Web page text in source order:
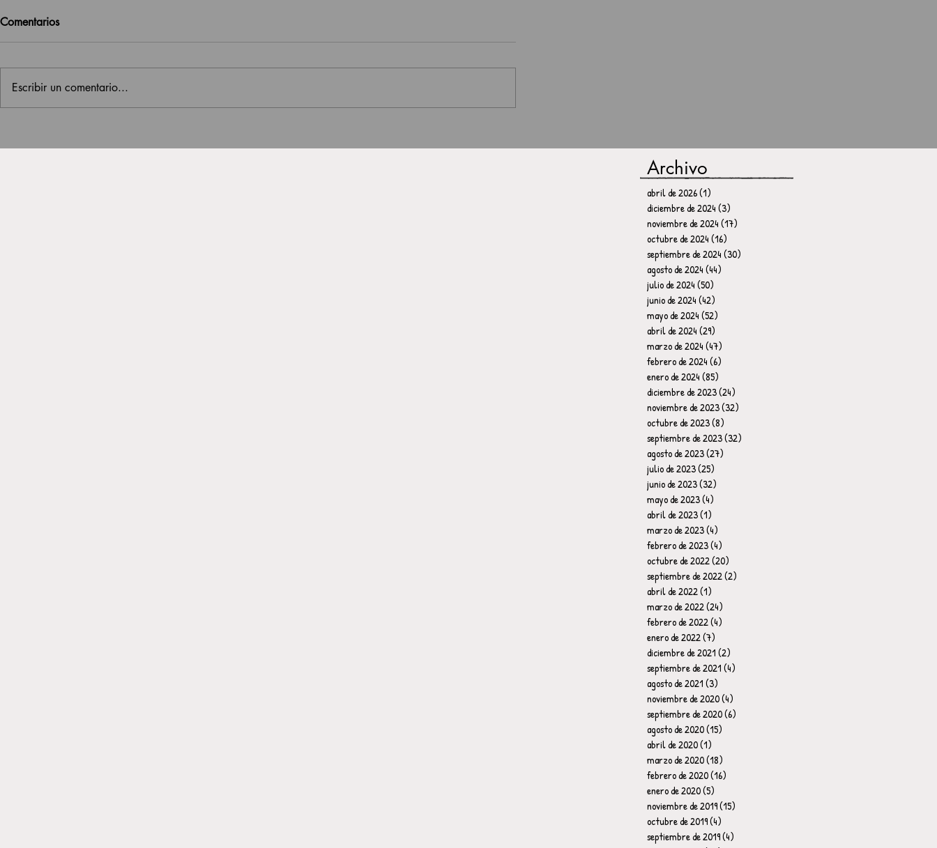
Comentarios
Escribir un comentario...
Archivo
abril de 2026(1)
diciembre de 2024(3)
noviembre de 2024(17)
octubre de 2024(16)
septiembre de 2024(30)
agosto de 2024(44)
julio de 2024(50)
junio de 2024(42)
mayo de 2024(52)
abril de 2024(29)
marzo de 2024(47)
febrero de 2024(6)
enero de 2024(85)
diciembre de 2023(24)
noviembre de 2023(32)
octubre de 2023(8)
septiembre de 2023(32)
agosto de 2023(27)
julio de 2023(25)
junio de 2023(32)
mayo de 2023(4)
abril de 2023(1)
marzo de 2023(4)
febrero de 2023(4)
octubre de 2022(20)
septiembre de 2022(2)
abril de 2022(1)
marzo de 2022(24)
febrero de 2022(4)
enero de 2022(7)
diciembre de 2021(2)
septiembre de 2021(4)
agosto de 2021(3)
noviembre de 2020(4)
septiembre de 2020(6)
agosto de 2020(15)
abril de 2020(1)
marzo de 2020(18)
febrero de 2020(16)
enero de 2020(5)
noviembre de 2019(15)
octubre de 2019(4)
septiembre de 2019(4)